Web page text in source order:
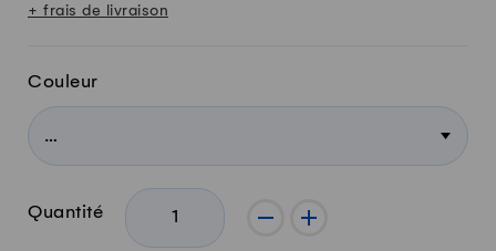
+ frais de livraison
Couleur
Quantité - +